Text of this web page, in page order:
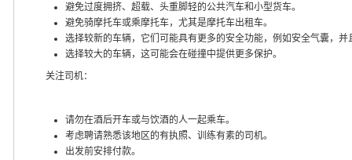
避免过度拥挤、超载、头重脚轻的公共汽车和小型货车。
避免骑摩托车或乘摩托车，尤其是摩托车出租车。
选择较新的车辆，它们可能具有更多的安全功能，例如安全气囊，并
选择较大的车辆，这可能会在碰撞中提供更多保护。
关注司机：
请勿在酒后开车或与饮酒的人一起乘车。
考虑聘请熟悉该地区的有执照、训练有素的司机。
出发前安排付款。